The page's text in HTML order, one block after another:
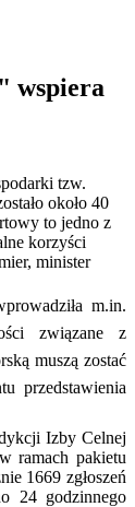
wspiera
tzw.
około 40
to jedno z
korzyści
minister
m.in.
związane z
muszą zostać
przedstawienia
Izby Celnej
ramach pakietu
1669 zgłoszeń
24 godzinnego